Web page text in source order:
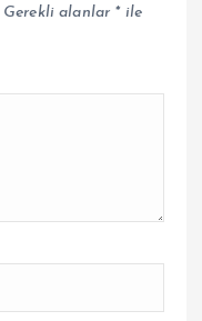
Gerekli alanlar *ile